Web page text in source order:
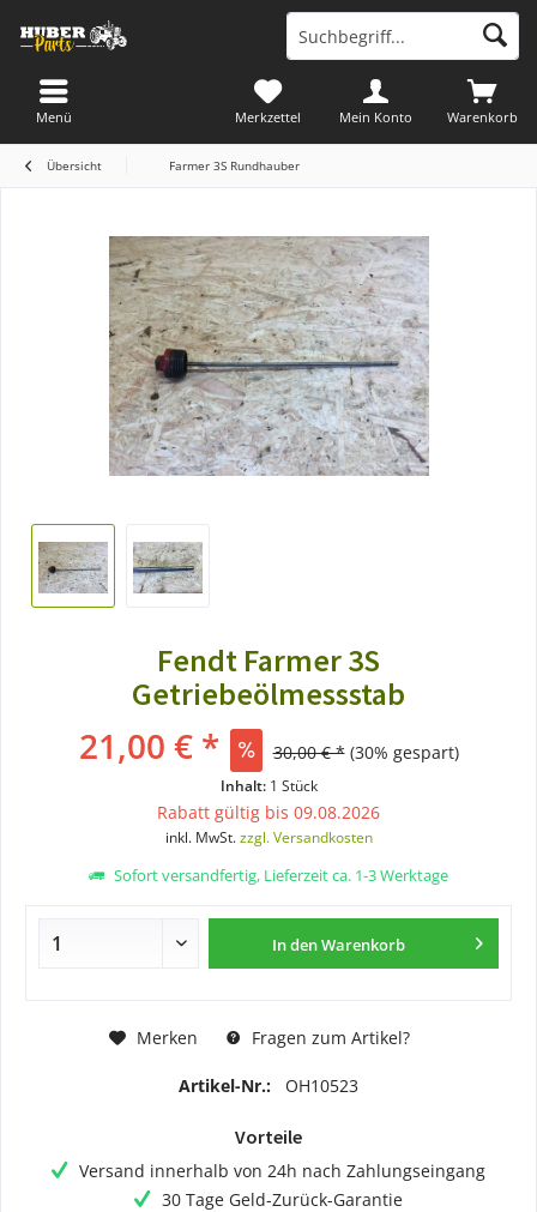
Warenkorb
Merkzettel Mein Konto
Menü
Übersicht Farmer 3S Rundhauber
Fendt Farmer 3S
Getriebeölmessstab
21,00 € * 30,00 € * (30% gespart)
Inhalt: 1 Stück
Rabatt gültig bis 09.08.2026
inkl. MwSt.zzgl. Versandkosten
Sofort versandfertig, Lieferzeit ca. 1-3 Werktage
In denWarenkorb
Merken Fragen zum Artikel?
Artikel-Nr.: OH10523
Vorteile
Versand innerhalb von 24h nach Zahlungseingang
30 Tage Geld-Zurück-Garantie